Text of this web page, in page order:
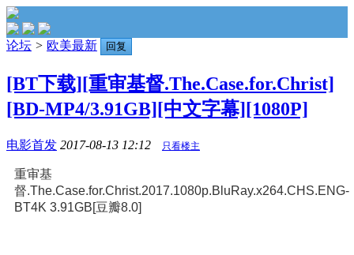
论坛 > 欧美最新 回复
[BT下载][重审基督.The.Case.for.Christ]
[BD-MP4/3.91GB][中文字幕][1080P]
电影首发 2017-08-13 12:12 只看楼主
重审基
督.The.Case.for.Christ.2017.1080p.BluRay.x264.CHS.ENG-
BT4K 3.91GB[豆瓣8.0]